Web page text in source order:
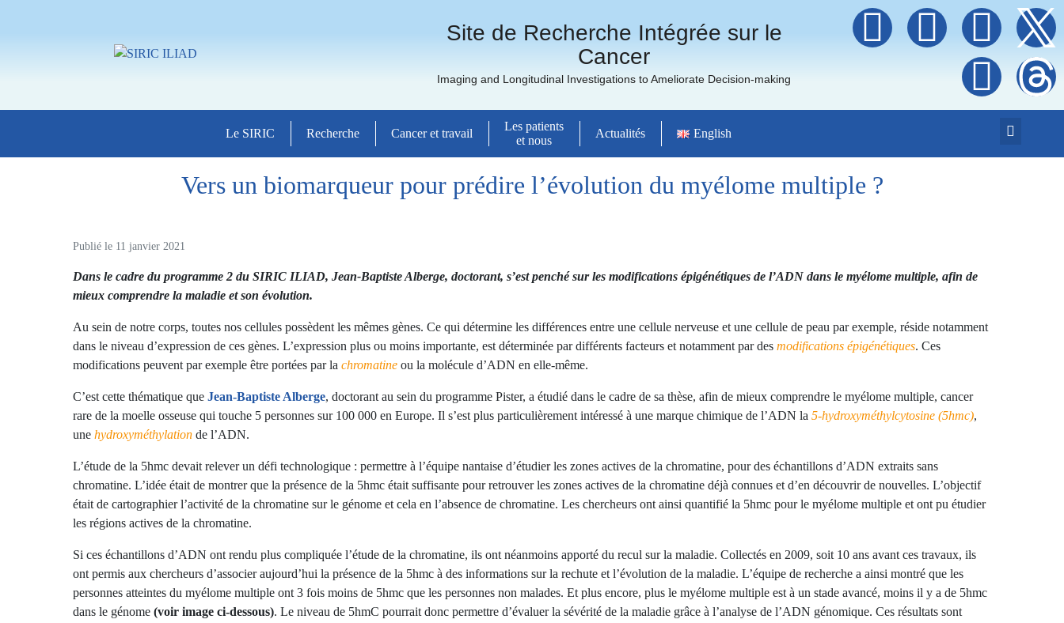
Site de Recherche Intégrée sur le
Cancer
Imaging and Longitudinal Investigations to Ameliorate Decision-making
Le SIRIC Recherche Cancer et travail
Les patients
et nous
Actualités English
Vers un biomarqueur pour prédire l’évolution du myélome multiple ?
Publié le 11 janvier 2021
Dans le cadre du programme 2 du SIRIC ILIAD, Jean-Baptiste Alberge, doctorant, s’est penché sur les modifications épigénétiques de l’ADN dans le myélome multiple, afin de
mieux comprendre la maladie et son évolution.
Au sein de notre corps, toutes nos cellules possèdent les mêmes gènes. Ce qui détermine les différences entre une cellule nerveuse et une cellule de peau par exemple, réside notamment
dans le niveau d’expression de ces gènes. L’expression plus ou moins importante, est déterminée par différents facteurs et notamment par des modifications épigénétiques. Ces
modifications peuvent par exemple être portées par la chromatine ou la molécule d’ADN en elle-même.
C’est cette thématique que Jean-Baptiste Alberge, doctorant au sein du programme Pister, a étudié dans le cadre de sa thèse, afin de mieux comprendre le myélome multiple, cancer
rare de la moelle osseuse qui touche 5 personnes sur 100 000 en Europe. Il s’est plus particulièrement intéressé à une marque chimique de l’ADN la 5-hydroxyméthylcytosine (5hmc),
une hydroxyméthylation de l’ADN.
L’étude de la 5hmc devait relever un défi technologique : permettre à l’équipe nantaise d’étudier les zones actives de la chromatine, pour des échantillons d’ADN extraits sans
chromatine. L’idée était de montrer que la présence de la 5hmc était suffisante pour retrouver les zones actives de la chromatine déjà connues et d’en découvrir de nouvelles. L’objectif
était de cartographier l’activité de la chromatine sur le génome et cela en l’absence de chromatine. Les chercheurs ont ainsi quantifié la 5hmc pour le myélome multiple et ont pu étudier
les régions actives de la chromatine.
Si ces échantillons d’ADN ont rendu plus compliquée l’étude de la chromatine, ils ont néanmoins apporté du recul sur la maladie. Collectés en 2009, soit 10 ans avant ces travaux, ils
ont permis aux chercheurs d’associer aujourd’hui la présence de la 5hmc à des informations sur la rechute et l’évolution de la maladie. L’équipe de recherche a ainsi montré que les
personnes atteintes du myélome multiple ont 3 fois moins de 5hmc que les personnes non malades. Et plus encore, plus le myélome multiple est à un stade avancé, moins il y a de 5hmc
dans le génome (voir image ci-dessous). Le niveau de 5hmC pourrait donc permettre d’évaluer la sévérité de la maladie grâce à l’analyse de l’ADN génomique. Ces résultats sont